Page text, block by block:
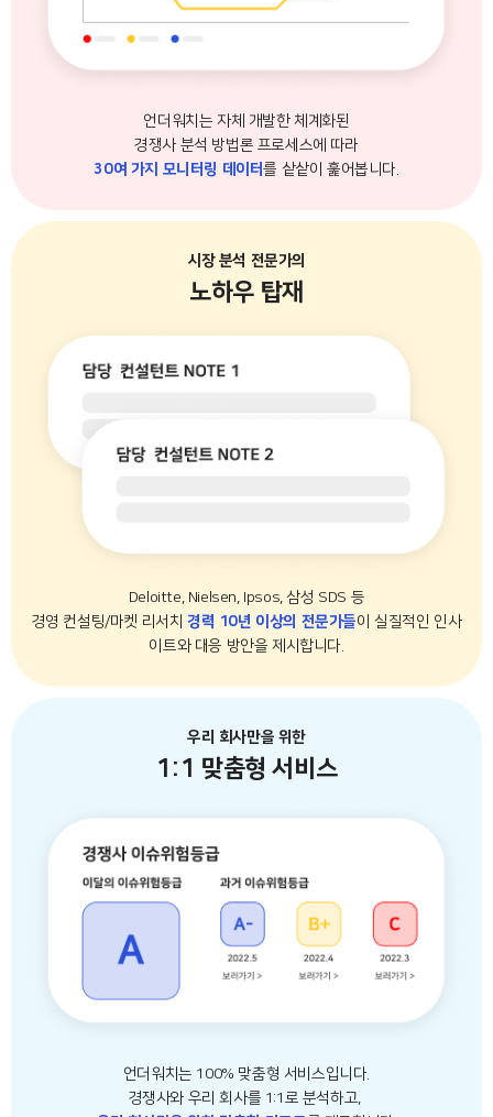
언더워치는 자체 개발한 체계화된
경쟁사 분석 방법론 프로세스에 따라
30여 가지 모니터링 데이터를 샅샅이 훑어봅니다.
시장 분석 전문가의
노하우 탑재
Deloitte, Nielsen, Ipsos, 삼성 SDS 등
경영 컨설팅/마켓 리서치 경력 10년 이상의 전문가들이 실질적인 인사
이트와 대응 방안을 제시합니다.
우리 회사만을 위한
1:1 맞춤형 서비스
언더워치는 100% 맞춤형 서비스입니다.
경쟁사와 우리 회사를 1:1로 분석하고,